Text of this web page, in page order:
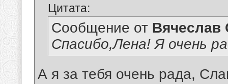
Цитата:
Сообщение от Вячеслав
Спасибо,Лена! Я очень
А я за тебя очень рада,